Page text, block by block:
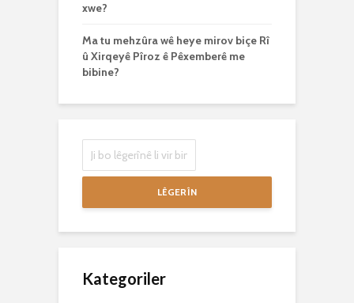
xwe?
Ma tu mehzûra wê heye mirov biçe Rî
û Xirqeyê Pîroz ê Pêxemberê me
bibine?
LÊGERÎN
Kategoriler